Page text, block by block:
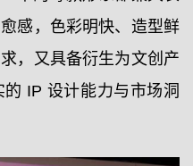
感，色彩明快、造型鲜
，又具备衍生为文创产
IP 设计能力与市场洞